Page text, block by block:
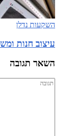
השקעות נדלן
עיצוב חנות
השאר תגובה